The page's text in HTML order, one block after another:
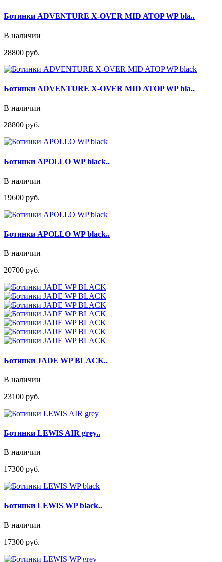
Ботинки ADVENTURE X-OVER MID ATOP WP bla..
В наличии
28800 руб.
Ботинки ADVENTURE X-OVER MID ATOP WP bla..
В наличии
28800 руб.
Ботинки APOLLO WP black..
В наличии
19600 руб.
Ботинки APOLLO WP black..
В наличии
20700 руб.
Ботинки JADE WP BLACK..
В наличии
23100 руб.
Ботинки LEWIS AIR grey..
В наличии
17300 руб.
Ботинки LEWIS WP black..
В наличии
17300 руб.